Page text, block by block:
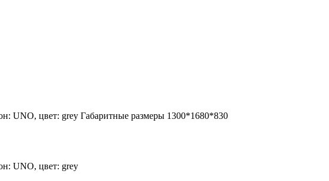
UNO, цвет: grey Габаритные размеры 1300*1680*830
UNO, цвет: grey